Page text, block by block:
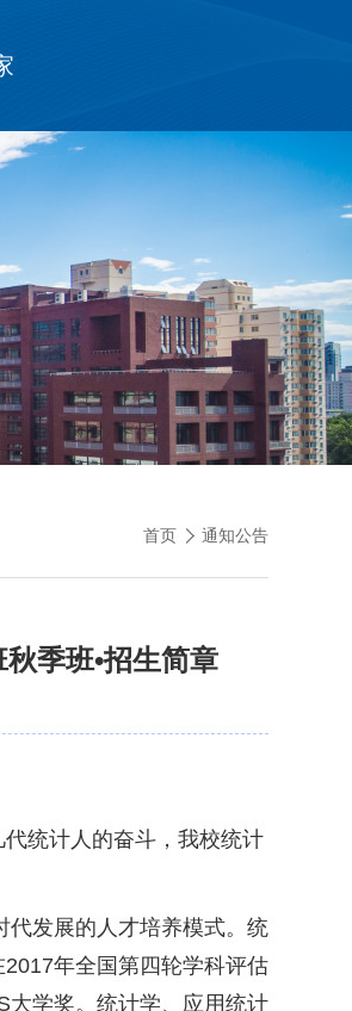
首页 通知公告
季班•招生简章
统计人的奋斗，我校统计
代发展的人才培养模式。统
年全国第四轮学科评估
大学奖。统计学、应用统计